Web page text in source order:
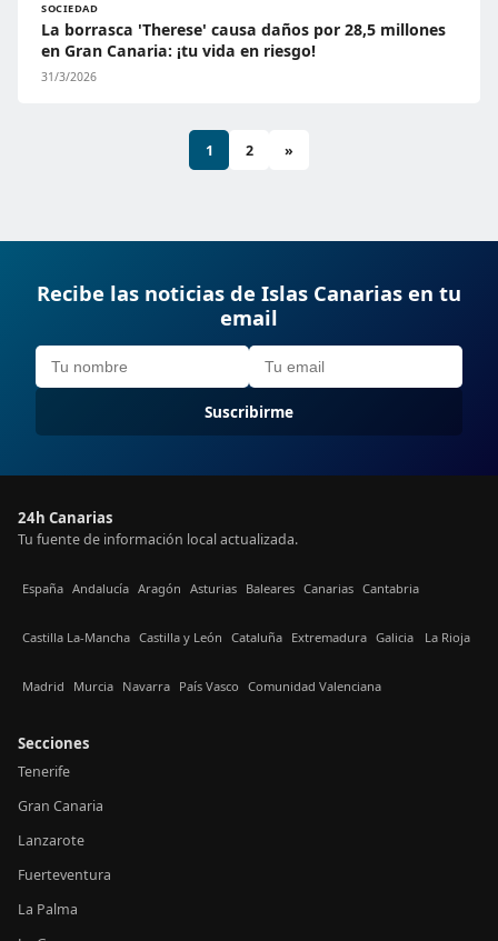
SOCIEDAD
La borrasca 'Therese' causa daños por 28,5 millones
en Gran Canaria: ¡tu vida en riesgo!
31/3/2026
1 2 »
Recibe las noticias de Islas Canarias en tu
email
Suscribirme
24h Canarias
Tu fuente de información local actualizada.
España Andalucía Aragón Asturias Baleares Canarias Cantabria
Castilla La-Mancha Castilla y León Cataluña Extremadura Galicia La Rioja
Madrid Murcia Navarra País Vasco Comunidad Valenciana
Secciones
Tenerife
Gran Canaria
Lanzarote
Fuerteventura
La Palma